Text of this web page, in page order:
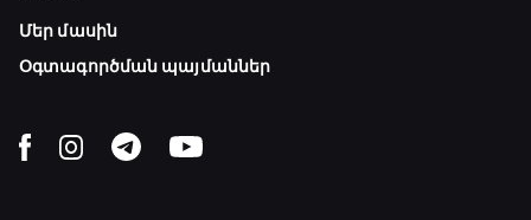
Մեր մասին
Օգտագործման պայմաններ